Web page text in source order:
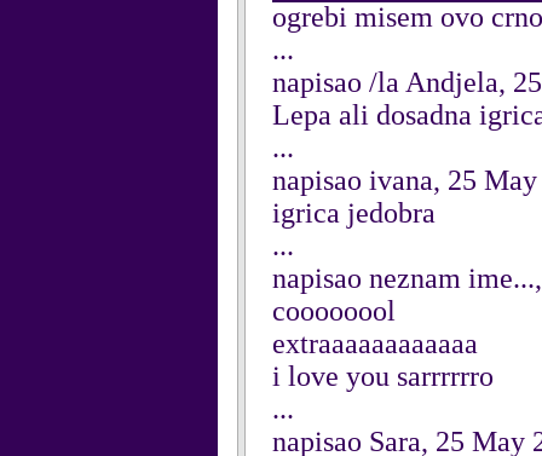
ogrebi misem ovo
...
napisao /la Andjela,
Lepa ali dosadna
...
napisao ivana, 25
igrica jedobra
...
napisao neznam
coooooool
extraaaaaaaaaaaa
i love you sarrrrrro
...
napisao Sara, 25 May